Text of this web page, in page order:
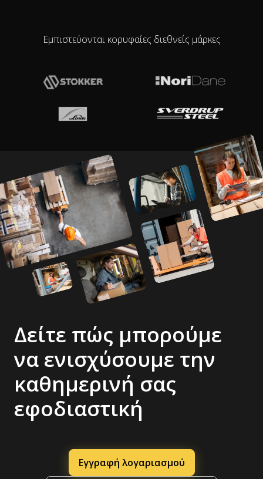
Εμπιστεύονται κορυφαίες διεθνείς μάρκες
Δείτε πώς μπορούμε
να ενισχύσουμε την
καθημερινή σας
εφοδιαστική
Εγγραφή λογαριασμού